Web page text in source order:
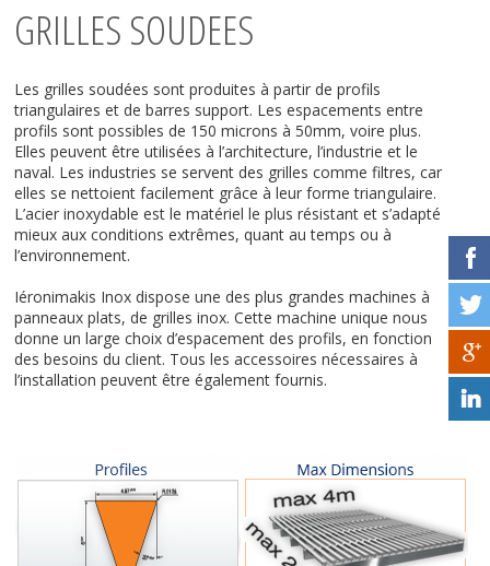
GRILLES SOUDEES
Les grilles soudées sont produites à partir de profils
triangulaires et de barres support. Les espacements entre
profils sont possibles de 150 microns à 50mm, voire plus.
Elles peuvent être utilisées à l’architecture, l’industrie et le
naval. Les industries se servent des grilles comme filtres, car
elles se nettoient facilement grâce à leur forme triangulaire.
L’acier inoxydable est le matériel le plus résistant et s’adapté
mieux aux conditions extrêmes, quant au temps ou à
l’environnement.
Iéronimakis Inox dispose une des plus grandes machines à
panneaux plats, de grilles inox. Cette machine unique nous
donne un large choix d’espacement des profils, en fonction
des besoins du client. Tous les accessoires nécessaires à
l’installation peuvent être également fournis.